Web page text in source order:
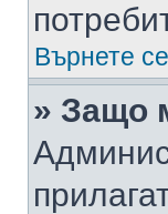
Върнете
» Защо